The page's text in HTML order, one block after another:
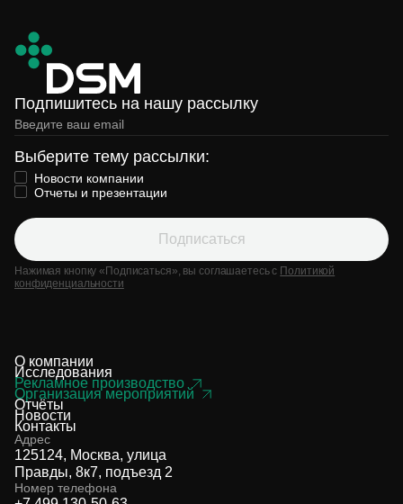
Подпишитесь на нашу рассылку
Выберите тему рассылки:
Новости компании
Отчеты и презентации
Подписаться
Нажимая кнопку «Подписаться», вы соглашаетесь с Политикой
конфиденциальности
О компании
Исследования
Рекламное производство
Организация мероприятий
Отчёты
Новости
Контакты
Адрес
125124, Москва, улица
Правды, 8к7, подъезд 2
Номер телефона